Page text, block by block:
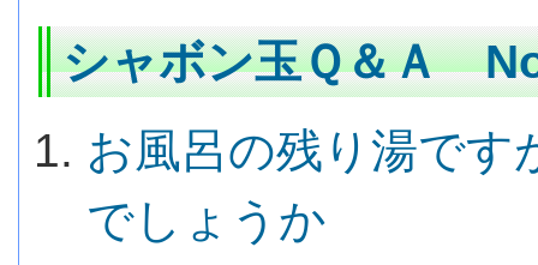
シャボン玉Ｑ＆Ａ
お風呂の残り湯です
でしょうか